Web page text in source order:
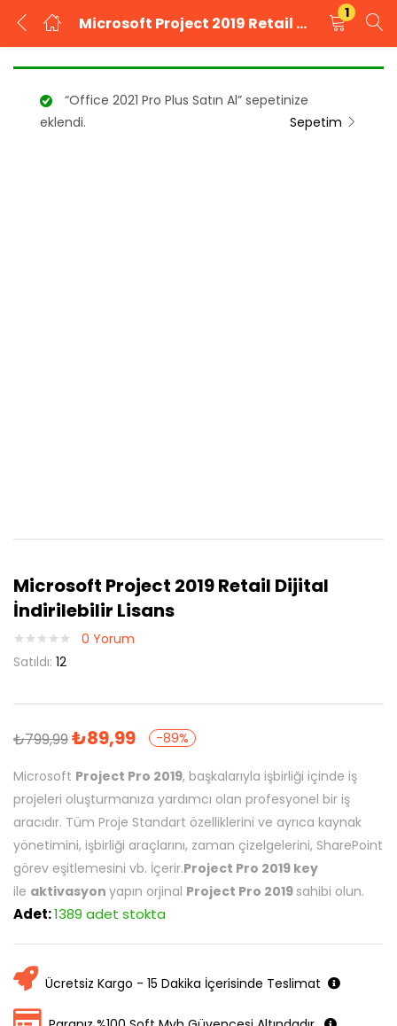
Microsoft Project 2019 Retail Dijital İndirilebilir Lisans
1
GIRIŞ YAP
KAYIT OL
Kullanıcı adınızı ve şifrenizi girin.
“Office 2021 Pro Plus Satın Al” sepetinize
eklendi.
Sepetim
Microsoft Project 2019 Retail Dijital
İndirilebilir Lisans
0 Yorum
Satıldı: 12
₺799,99₺89,99 -89%
Microsoft Project Pro 2019, başkalarıyla işbirliği içinde iş
projeleri oluşturmanıza yardımcı olan profesyonel bir iş
aracıdır. Tüm Proje Standart özelliklerini ve ayrıca kaynak
yönetimini, işbirliği araçlarını, zaman çizelgelerini, SharePoint
görev eşitlemesini vb. İçerir.Project Pro 2019 key
ile aktivasyon yapın orjinal Project Pro 2019 sahibi olun.
Adet:1389 adet stokta
Ücretsiz Kargo - 15 Dakika İçerisinde Teslimat